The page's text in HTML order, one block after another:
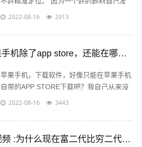
布出去可能只需要短短的几分钟时间就能够
2022-08-16 2913
91短视频ios :苹果手机除了app store，还能在哪里下载软件？包括一些破解软件？
苹果手机，下载软件，好像只能在苹果手机
自带的APP STORE下载吧？我自己从来没
有尝试过在其他地方下载，在越狱最火热的
2022-08-16 3443
富二代富二代短视频 :为什么现在富二代比穷二代努力？